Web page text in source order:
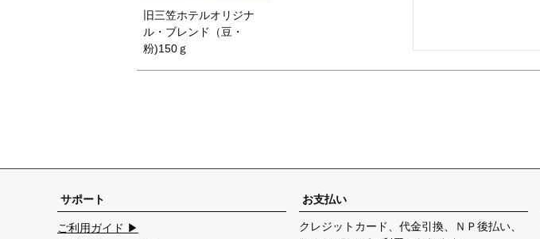
旧三笠ホテルオリジナ
ル・ブレンド（豆・
粉)150ｇ
サポート
ご利用ガイド ▶
お支払い
クレジットカード、代金引換、ＮＰ後払い、